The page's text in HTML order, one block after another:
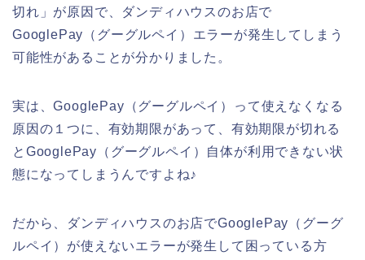
切れ」が原因で、ダンディハウスのお店で
GooglePay（グーグルペイ）エラーが発生してしまう
可能性があることが分かりました。
実は、GooglePay（グーグルペイ）って使えなくなる
原因の１つに、有効期限があって、有効期限が切れる
とGooglePay（グーグルペイ）自体が利用できない状
態になってしまうんですよね♪
だから、ダンディハウスのお店でGooglePay（グーグ
ルペイ）が使えないエラーが発生して困っている方